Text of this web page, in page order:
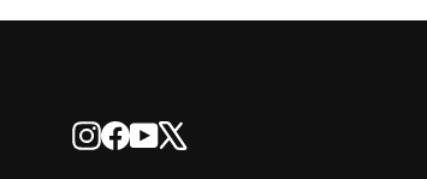
Instagram
Facebook
YouTube